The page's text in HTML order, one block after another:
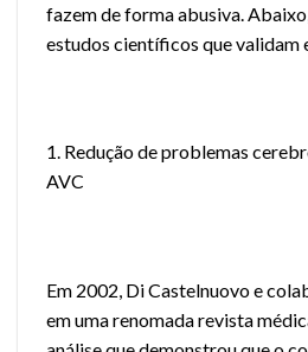
fazem de forma abusiva.
estudos científicos que validam
1. Redução de problemas
AVC
Em 2002, Di Castelnuovo e
em uma renomada revista